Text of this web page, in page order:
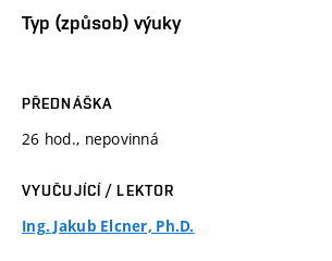
Typ (způsob) výuky
PŘEDNÁŠKA
26 hod., nepovinná
VYUČUJÍCÍ / LEKTOR
Ing. Jakub Elcner, Ph.D.